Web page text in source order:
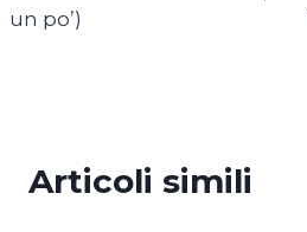
un po’)
Articoli simili